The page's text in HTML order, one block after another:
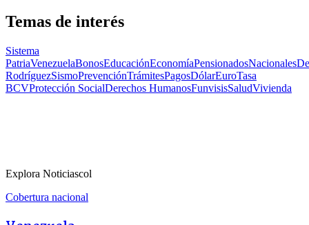
Temas de interés
Sistema
PatriaVenezuelaBonosEducaciónEconomíaPensionadosNacionales
RodríguezSismoPrevenciónTrámitesPagosDólarEuroTasa
BCVProtección SocialDerechos HumanosFunvisisSaludVivienda
Explora Noticiascol
Cobertura nacional